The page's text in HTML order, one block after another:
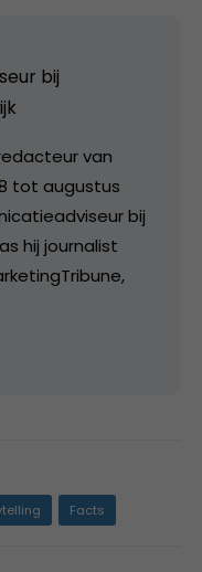
bij
van
tot augustus
bij
hij journalist
Facts